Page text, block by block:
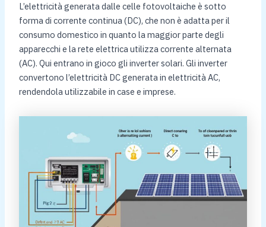
L’elettricità generata dalle celle fotovoltaiche è sotto
forma di corrente continua (DC), che non è adatta per il
consumo domestico in quanto la maggior parte degli
apparecchi e la rete elettrica utilizza corrente alternata
(AC). Qui entrano in gioco gli inverter solari. Gli inverter
convertono l’elettricità DC generata in elettricità AC,
rendendola utilizzabile in case e imprese.